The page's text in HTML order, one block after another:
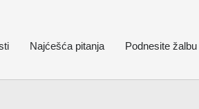
Najćešća pitanja Podnesite žalbu